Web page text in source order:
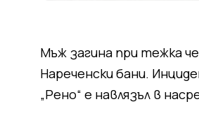
Мъж загина при тежка
Нареченски бани.
„Рено“ е навлязъл в